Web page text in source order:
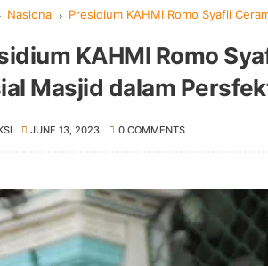
Nasional Presidium KAHMI Romo Syafii
KAHMI Romo
Masjid dalam
JUNE 13, 2023 0 COMMENTS